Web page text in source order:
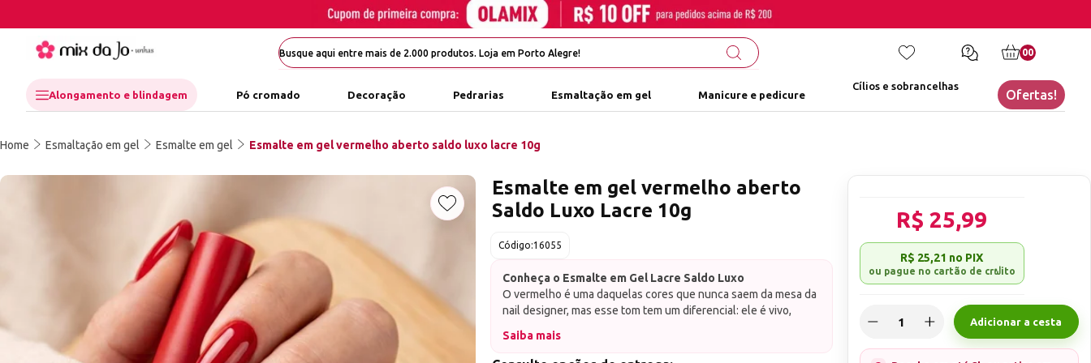
00
Alongamento e blindagem Pó cromado Decoração Pedrarias Esmaltação em gel Manicure e pedicure
Cílios e sobrancelhas
Ofertas!
Home Esmaltação em gel Esmalte em gel Esmalte em gel vermelho aberto saldo luxo lacre 10g
Adicionar aos favoritos
Esmalte em gel vermelho aberto
Saldo Luxo Lacre 10g
Código:16055
Conheça o Esmalte em Gel Lacre Saldo Luxo
O vermelho é uma daquelas cores que nunca saem da mesa da
nail designer, mas esse tom tem um diferencial: ele é vivo,
elegante e com presença imediata. O Saldo Luxo entrega
aquela esmaltação clássica que chama atenção sem perder a
sofisticação.
OEsmalte em Gel Lacre Saldo Luxo
vermelho aberto de alto brilho, indicado para secagem em
Saiba mais
R$ 25,99
R$ 25,21 no PIX
Adicionar a cesta